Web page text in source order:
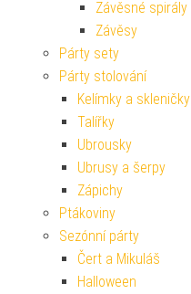
Závěsné spirály
Závěsy
Párty sety
Párty stolování
Kelímky a skleničky
Talířky
Ubrousky
Ubrusy a šerpy
Zápichy
Ptákoviny
Sezónní párty
Čert a Mikuláš
Halloween